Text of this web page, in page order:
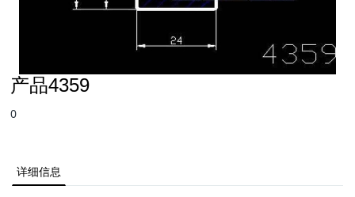
产品4359
0
详细信息